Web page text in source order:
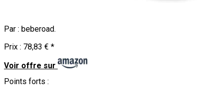
Par : beberoad.
Prix : 78,83 € *
Voir offre sur
Points forts :